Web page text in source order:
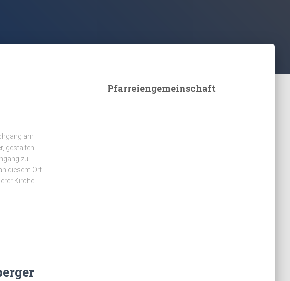
am
gestalten
zu
diesem Ort
Kirche
Pfarreiengemeinschaft